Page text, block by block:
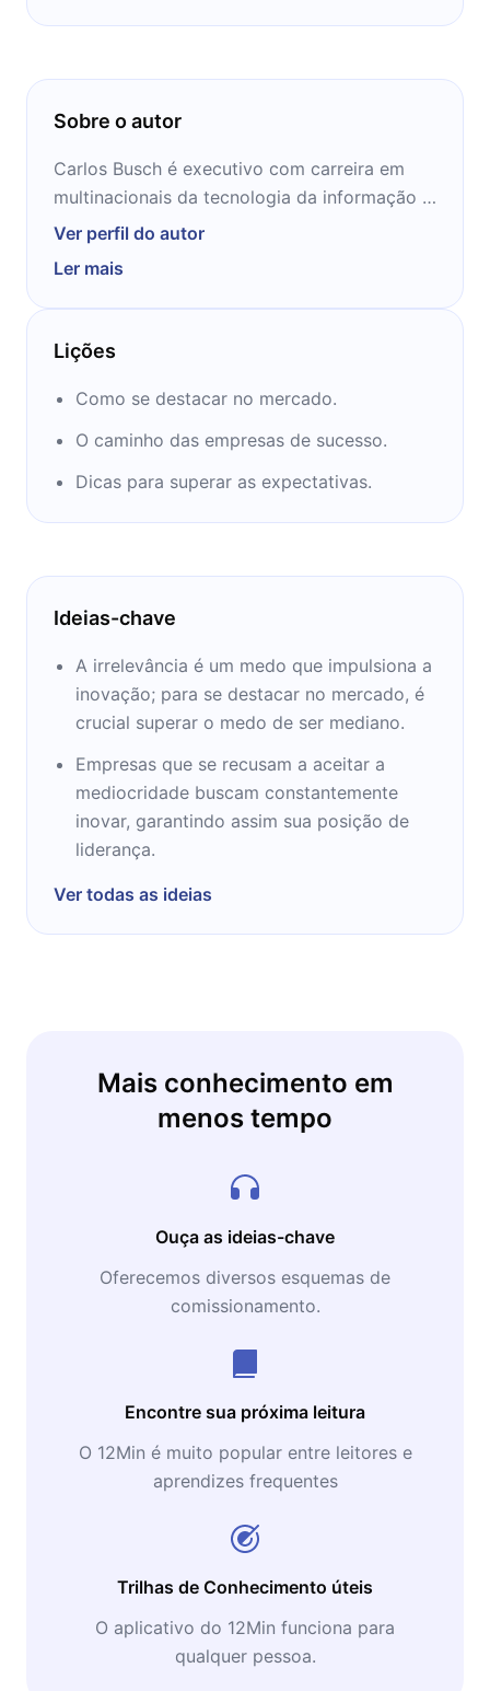
Sobre o autor
Carlos Busch é executivo com carreira em
multinacionais da tecnologia da informação e
escreve para o MIT Technology Review Brasil.
em comércio exterior. Hoje, atua como vice-
presidente da Salesforce latino-americana.
Ver perfil do autor
Ler mais
Lições
Como se destacar no mercado.
O caminho das empresas de sucesso.
Dicas para superar as expectativas.
Ideias-chave
A irrelevância é um medo que impulsiona a
inovação; para se destacar no mercado, é
crucial superar o medo de ser mediano.
Empresas que se recusam a aceitar a
mediocridade buscam constantemente
inovar, garantindo assim sua posição de
liderança.
Ver todas as ideias
Mais conhecimento em
menos tempo
Ouça as ideias-chave
Oferecemos diversos esquemas de
comissionamento.
Encontre sua próxima leitura
O 12Min é muito popular entre leitores e
aprendizes frequentes
Trilhas de Conhecimento úteis
O aplicativo do 12Min funciona para
qualquer pessoa.